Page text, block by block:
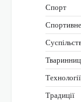
Спорт
Традиції